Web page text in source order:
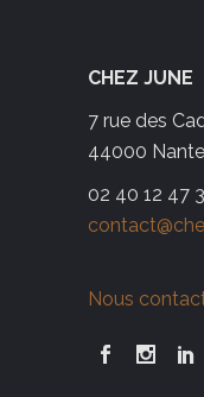
CHEZ JUNE
7 rue des
44000
02 40 12 47
Nous